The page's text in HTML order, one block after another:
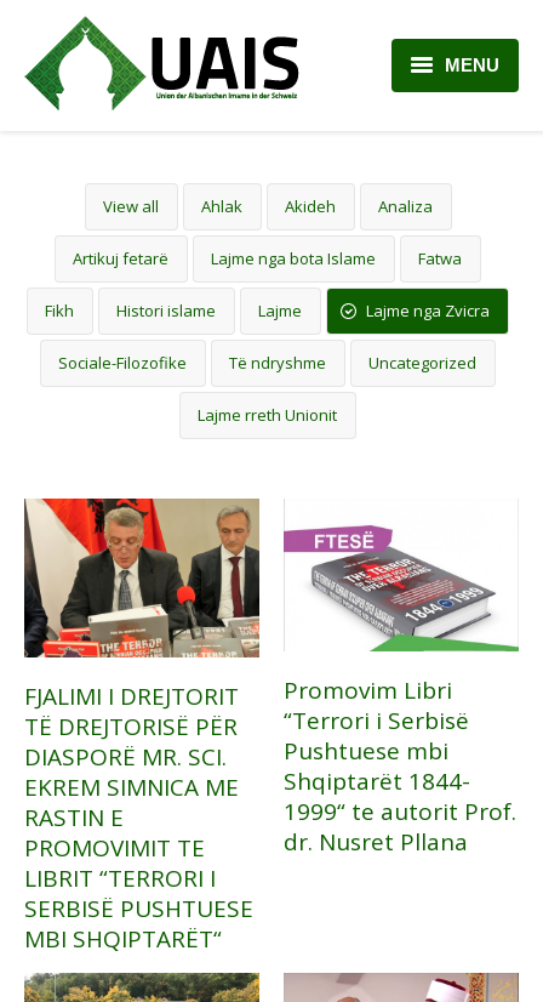
MENU
RRETH NESH
ARTIKUJ
PLANI MËSIMOR
KONTAKTI
View all Ahlak Akideh Analiza
Artikuj fetarë Lajme nga bota Islame Fatwa
Fikh Histori islame Lajme Lajme nga Zvicra
Sociale-Filozofike Të ndryshme Uncategorized
Lajme rreth Unionit
FJALIMI I DREJTORIT
TË DREJTORISË PËR
DIASPORË MR. SCI.
EKREM SIMNICA ME
RASTIN E
PROMOVIMIT TE
LIBRIT “TERRORI I
SERBISË PUSHTUESE
MBI SHQIPTARËT“
Promovim Libri
“Terrori i Serbisë
Pushtuese mbi
Shqiptarët 1844-
1999“ te autorit Prof.
dr. Nusret Pllana